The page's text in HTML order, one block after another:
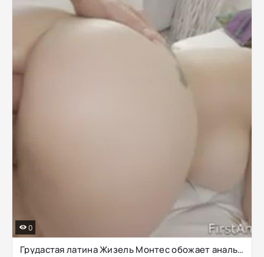
Грудастая латина Жизель Монтес обожает анальные кримпаи
0